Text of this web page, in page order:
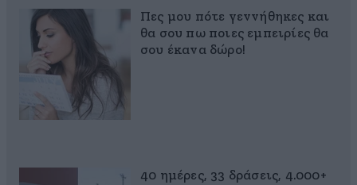
Πες μου πότε γεννήθηκες και
θα σου πω ποιες εμπειρίες θα
σου έκανα δώρο!
40 ημέρες, 33 δράσεις, 4.000+